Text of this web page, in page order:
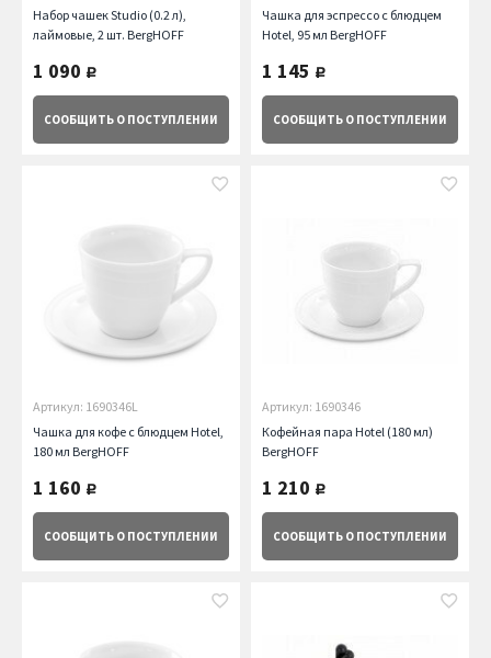
Набор чашек Studio (0.2 л),
лаймовые, 2 шт. BergHOFF
1 090 руб.
СООБЩИТЬ О ПОСТУПЛЕНИИ
Чашка для эcпрессо с блюдцем
Hotel, 95 мл BergHOFF
1 145 руб.
СООБЩИТЬ О ПОСТУПЛЕНИИ
Артикул: 1690346L
Чашка для кофе с блюдцем Hotel,
180 мл BergHOFF
1 160 руб.
СООБЩИТЬ О ПОСТУПЛЕНИИ
Артикул: 1690346
Кофейная пара Hotel (180 мл)
BergHOFF
1 210 руб.
СООБЩИТЬ О ПОСТУПЛЕНИИ